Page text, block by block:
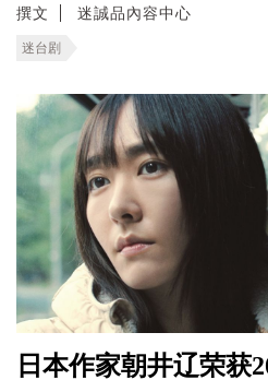
撰文 迷誠品內容中心
迷台剧
日本作家朝井辽荣获